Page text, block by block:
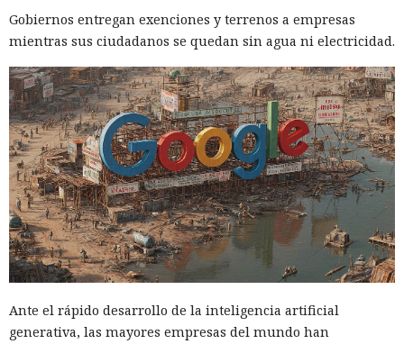
Gobiernos entregan exenciones y terrenos a empresas
mientras sus ciudadanos se quedan sin agua ni electricidad.
Ante el rápido desarrollo de la inteligencia artificial
generativa, las mayores empresas del mundo han